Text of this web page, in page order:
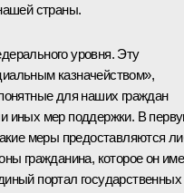
страны.
уровня. Эту
казначейством»,
для наших граждан
иных мер поддержки. В
меры предоставляются
гражданина, которое он
портал государственных